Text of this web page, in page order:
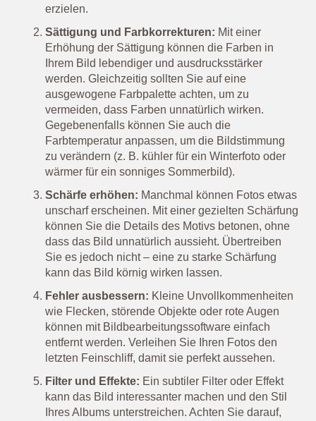
erzielen.
Sättigung und Farbkorrekturen: Mit einer
Erhöhung der Sättigung können die Farben in
Ihrem Bild lebendiger und ausdrucksstärker
werden. Gleichzeitig sollten Sie auf eine
ausgewogene Farbpalette achten, um zu
vermeiden, dass Farben unnatürlich wirken.
Gegebenenfalls können Sie auch die
Farbtemperatur anpassen, um die Bildstimmung
zu verändern (z. B. kühler für ein Winterfoto oder
wärmer für ein sonniges Sommerbild).
Schärfe erhöhen: Manchmal können Fotos etwas
unscharf erscheinen. Mit einer gezielten Schärfung
können Sie die Details des Motivs betonen, ohne
dass das Bild unnatürlich aussieht. Übertreiben
Sie es jedoch nicht – eine zu starke Schärfung
kann das Bild körnig wirken lassen.
Fehler ausbessern: Kleine Unvollkommenheiten
wie Flecken, störende Objekte oder rote Augen
können mit Bildbearbeitungssoftware einfach
entfernt werden. Verleihen Sie Ihren Fotos den
letzten Feinschliff, damit sie perfekt aussehen.
Filter und Effekte: Ein subtiler Filter oder Effekt
kann das Bild interessanter machen und den Stil
Ihres Albums unterstreichen. Achten Sie darauf,